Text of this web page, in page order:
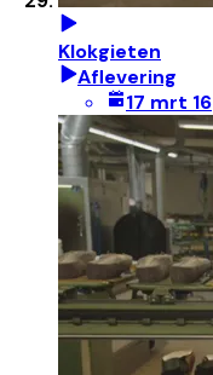
Klokgieten
Aflevering
17 mrt 16